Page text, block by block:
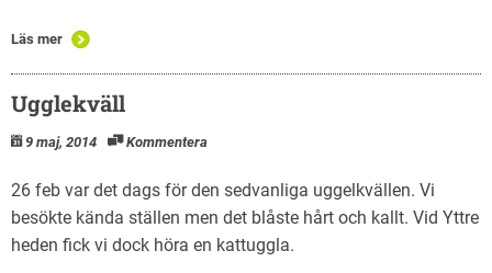
Läs mer
Ugglekväll
9 maj, 2014 Kommentera
26 feb var det dags för den sedvanliga uggelkvällen. Vi
besökte kända ställen men det blåste hårt och kallt. Vid Yttre
heden fick vi dock höra en kattuggla.